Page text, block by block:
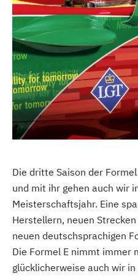
Die dritte Saison der
und mit ihr gehen auch wir
Meisterschaftsjahr. Eine
Herstellern, neuen
neuen deutschsprachigen
Die Formel E nimmt immer
glücklicherweise auch wir